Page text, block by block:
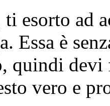
esorto ad
Essa è
quindi
vero e